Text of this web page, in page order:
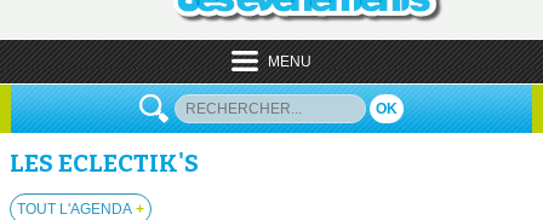
MENU
OK
LES ECLECTIK'S
TOUT L'AGENDA +